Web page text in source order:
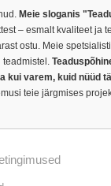
Meie sloganis
– esmalt kvaliteet ja
ostu. Meie
teadmistel.
kui varem, kuid
teie järgmises